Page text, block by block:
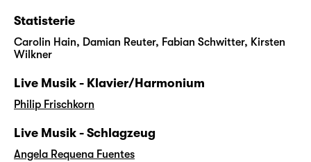
Statisterie
Carolin Hain, Damian Reuter, Fabian Schwitter, Kirsten
Wilkner
Live Musik - Klavier/Harmonium
Philip Frischkorn
Live Musik - Schlagzeug
Angela Requena Fuentes